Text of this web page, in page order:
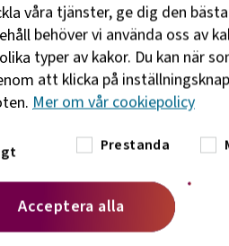
2017-2023
kan du läsa om relevanta AD-
våra tjänster, ge dig den
behöver vi använda oss av
typer av kakor. Du kan när
att klicka på
Mer om vår cookiepolicy
Prestanda
Acceptera alla